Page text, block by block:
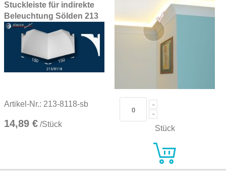
Stuckleiste für indirekte
Beleuchtung Sölden 213
Artikel-Nr.: 213-8118-sb
14,89 € /Stück Stück